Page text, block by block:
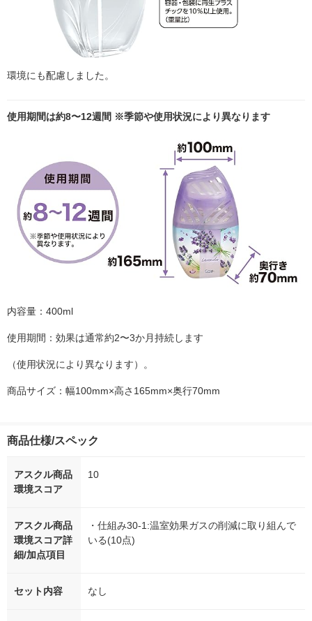
環境にも配慮しました。
使用期間は約8〜12週間 ※季節や使用状況により異なります
内容量：400ml
使用期間：効果は通常約2〜3か月持続します
（使用状況により異なります）。
商品サイズ：幅100mm×高さ165mm×奥行70mm
商品仕様/スペック
アスクル商品
環境スコア
10
アスクル商品
環境スコア詳
細/加点項目
・仕組み30-1:温室効果ガスの削減に取り組んで
いる(10点)
セット内容 なし